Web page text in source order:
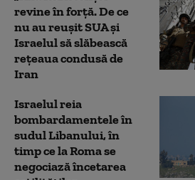
revine în forță. De ce
nu au reușit SUA și
Israelul să slăbească
rețeaua condusă de
Iran
Israelul reia
bombardamentele în
sudul Libanului, în
timp ce la Roma se
negociază încetarea